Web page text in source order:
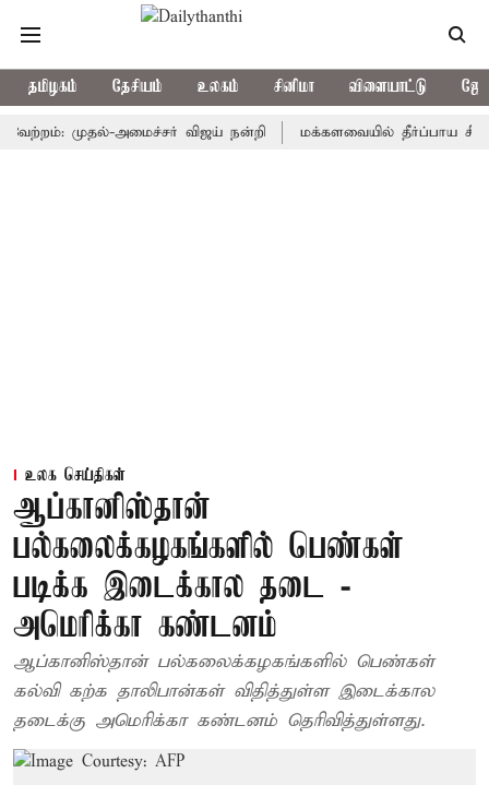
தமிழகம் தேசியம் உலகம் சினிமா விளையாட்டு
முதல்-அமைச்சர் விஜய் நன்றி மக்களவையில் தீர்ப்பாய
உலக செய்திகள்
ஆப்கானிஸ்தான்
பல்கலைக்கழகங்களில் பெண்கள்
படிக்க இடைக்கால தடை -
அமெரிக்கா கண்டனம்
ஆப்கானிஸ்தான் பல்கலைக்கழகங்களில் பெண்கள்
கல்வி கற்க தாலிபான்கள் விதித்துள்ள இடைக்கால
தடைக்கு அமெரிக்கா கண்டனம் தெரிவித்துள்ளது.